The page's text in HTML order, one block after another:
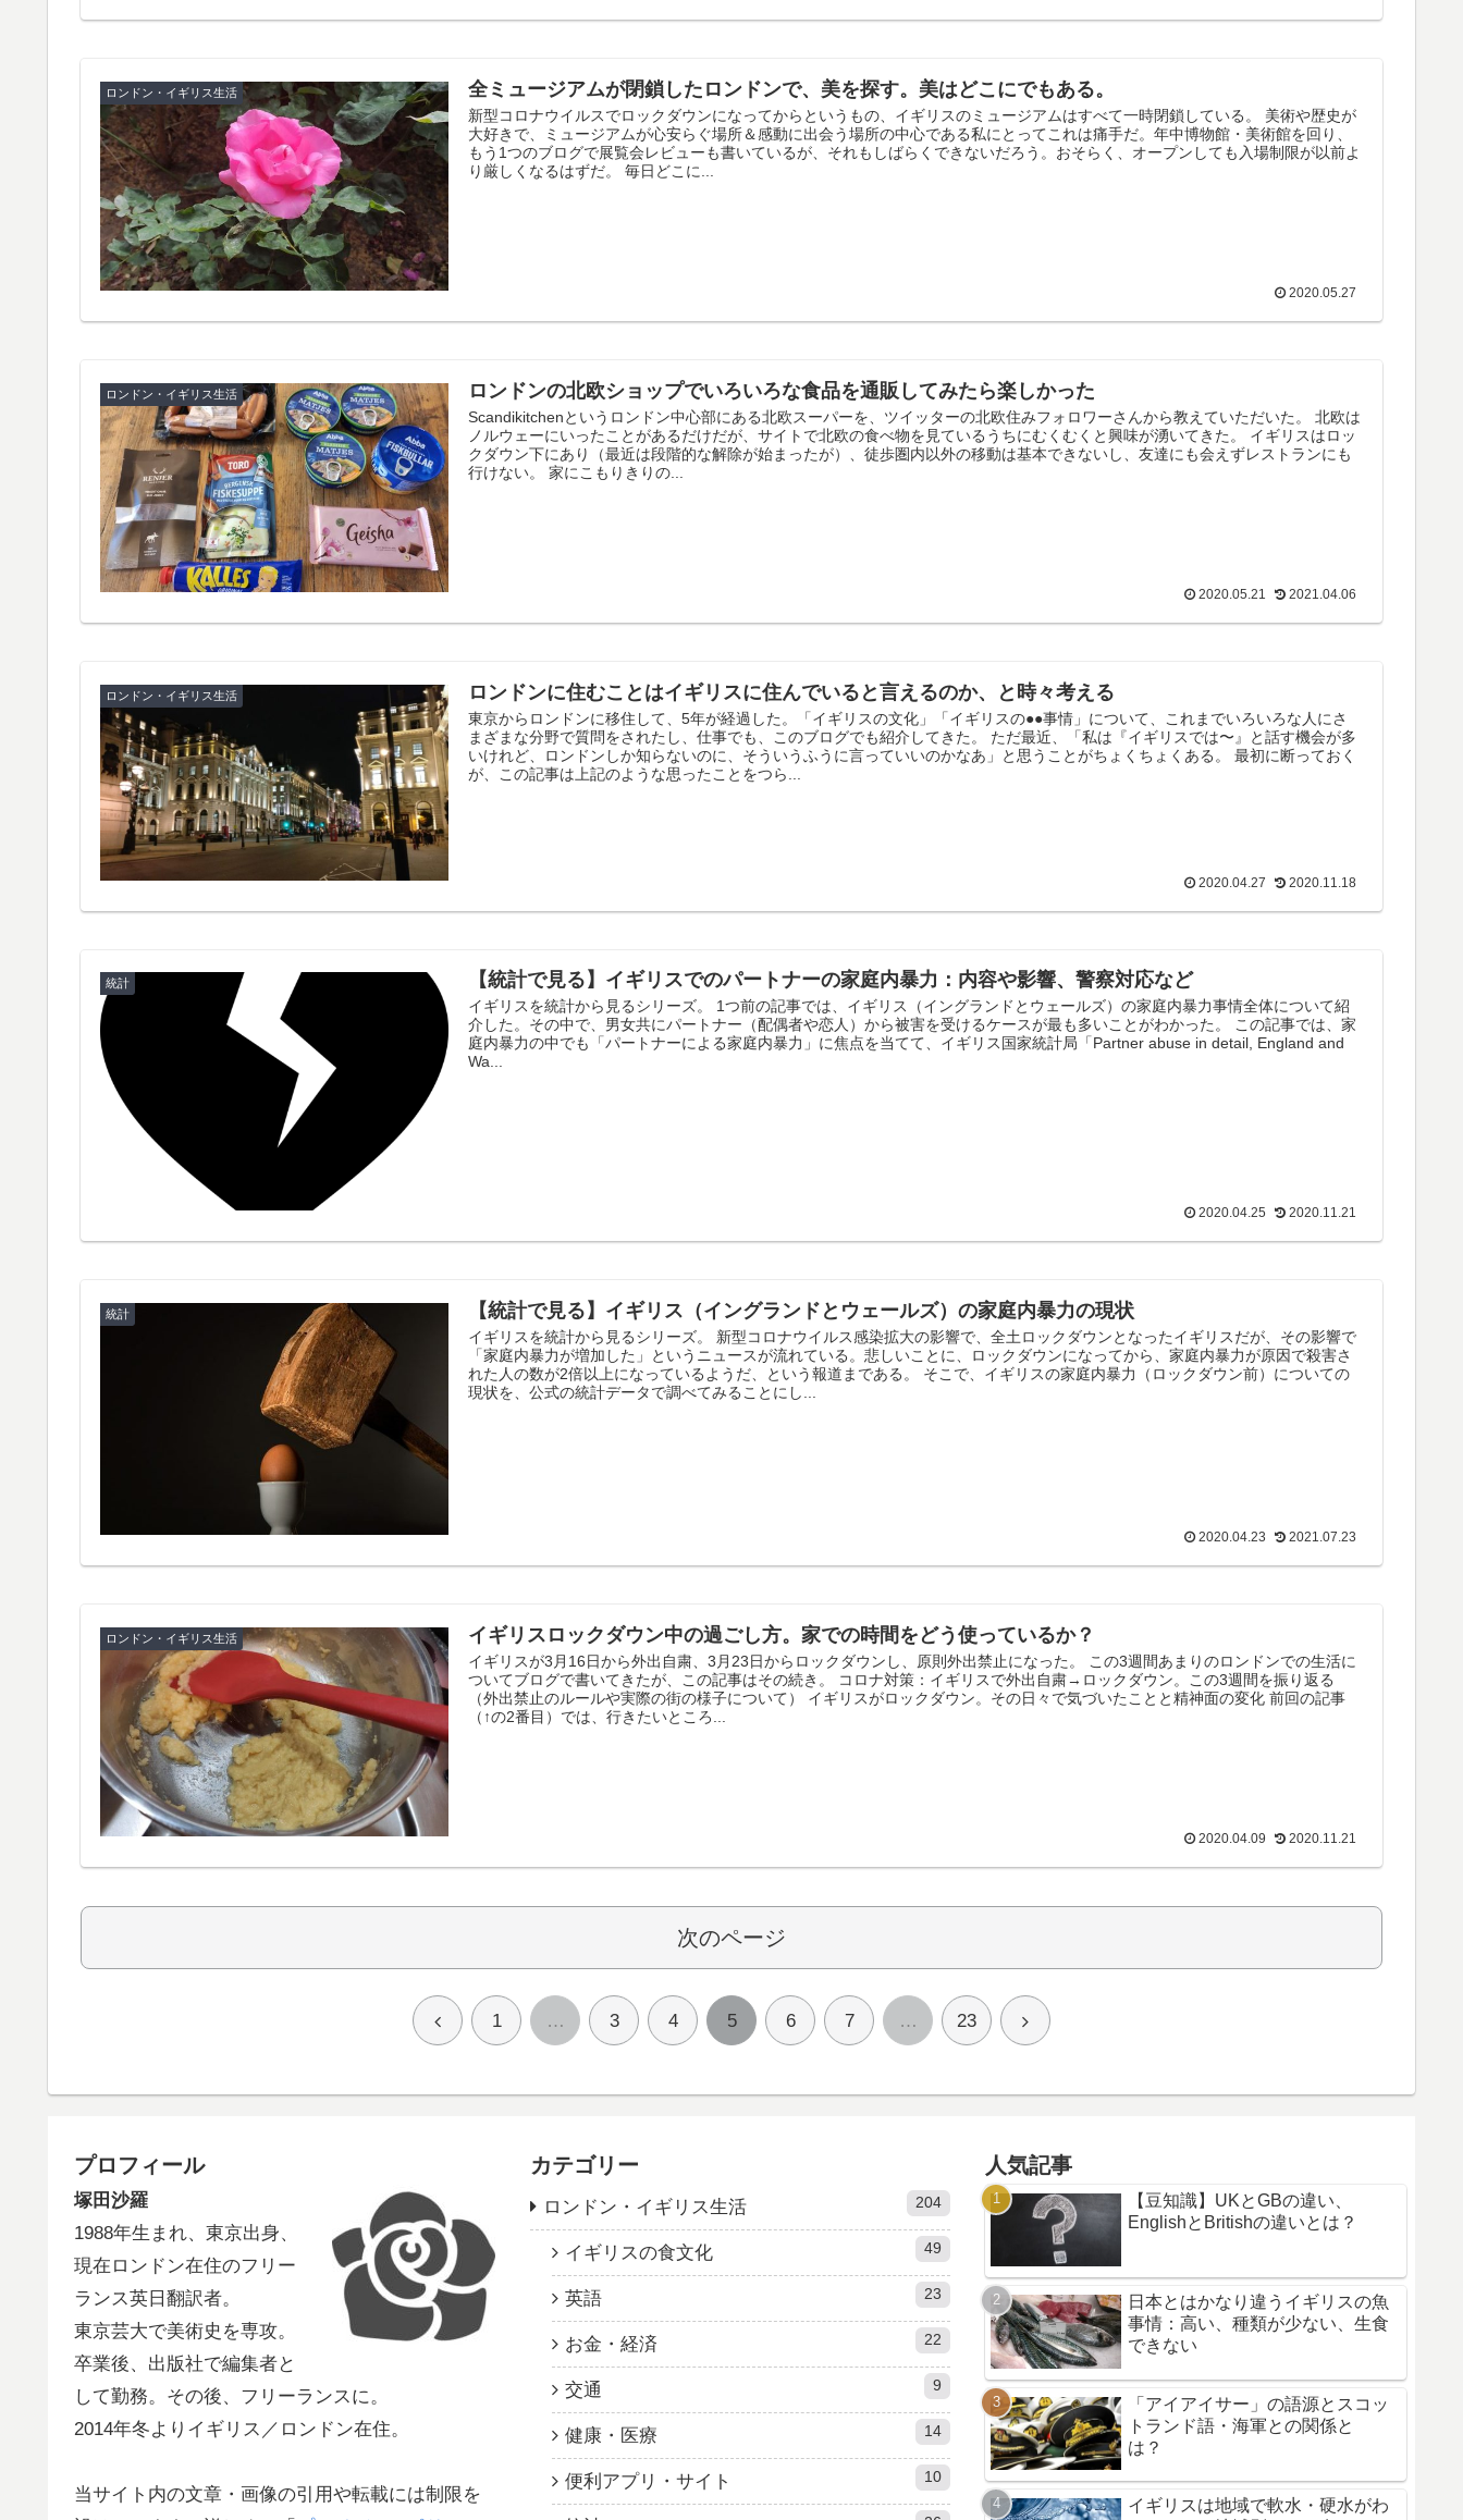
ロンドン・イギリス生活 全ミュージアムが閉鎖したロンドンで、美を探す。美はどこにでもある。
新型コロナウイルスでロックダウンになってからというもの、イギリスのミュージアムはすべて一時閉鎖している。 美術や歴史が
大好きで、ミュージアムが心安らぐ場所＆感動に出会う場所の中心である私にとってこれは痛手だ。年中博物館・美術館を回り、
もう1つのブログで展覧会レビューも書いているが、それもしばらくできないだろう。おそらく、オープンしても入場制限が以前よ
り厳しくなるはずだ。 毎日どこに...
2020.05.27
ロンドン・イギリス生活 ロンドンの北欧ショップでいろいろな食品を通販してみたら楽しかった
Scandikitchenというロンドン中心部にある北欧スーパーを、ツイッターの北欧住みフォロワーさんから教えていただいた。 北欧は
ノルウェーにいったことがあるだけだが、サイトで北欧の食べ物を見ているうちにむくむくと興味が湧いてきた。 イギリスはロッ
クダウン下にあり（最近は段階的な解除が始まったが）、徒歩圏内以外の移動は基本できないし、友達にも会えずレストランにも
行けない。 家にこもりきりの...
2020.05.21 2021.04.06
ロンドン・イギリス生活 ロンドンに住むことはイギリスに住んでいると言えるのか、と時々考える
東京からロンドンに移住して、5年が経過した。「イギリスの文化」「イギリスの●●事情」について、これまでいろいろな人にさ
まざまな分野で質問をされたし、仕事でも、このブログでも紹介してきた。 ただ最近、「私は『イギリスでは〜』と話す機会が多
いけれど、ロンドンしか知らないのに、そういうふうに言っていいのかなあ」と思うことがちょくちょくある。 最初に断っておく
が、この記事は上記のような思ったことをつら...
2020.04.27 2020.11.18
統計 【統計で見る】イギリスでのパートナーの家庭内暴力：内容や影響、警察対応など
イギリスを統計から見るシリーズ。 1つ前の記事では、イギリス（イングランドとウェールズ）の家庭内暴力事情全体について紹
介した。その中で、男女共にパートナー（配偶者や恋人）から被害を受けるケースが最も多いことがわかった。 この記事では、家
庭内暴力の中でも「パートナーによる家庭内暴力」に焦点を当てて、イギリス国家統計局「Partner abuse in detail, England and
Wa...
2020.04.25 2020.11.21
統計 【統計で見る】イギリス（イングランドとウェールズ）の家庭内暴力の現状
イギリスを統計から見るシリーズ。 新型コロナウイルス感染拡大の影響で、全土ロックダウンとなったイギリスだが、その影響で
「家庭内暴力が増加した」というニュースが流れている。悲しいことに、ロックダウンになってから、家庭内暴力が原因で殺害さ
れた人の数が2倍以上になっているようだ、という報道まである。 そこで、イギリスの家庭内暴力（ロックダウン前）についての
現状を、公式の統計データで調べてみることにし...
2020.04.23 2021.07.23
ロンドン・イギリス生活 イギリスロックダウン中の過ごし方。家での時間をどう使っているか？
イギリスが3月16日から外出自粛、3月23日からロックダウンし、原則外出禁止になった。 この3週間あまりのロンドンでの生活に
ついてブログで書いてきたが、この記事はその続き。 コロナ対策：イギリスで外出自粛→ロックダウン。この3週間を振り返る
（外出禁止のルールや実際の街の様子について） イギリスがロックダウン。その日々で気づいたことと精神面の変化 前回の記事
（↑の2番目）では、行きたいところ...
2020.04.09 2020.11.21
次のページ
1 … 3 4 5 6 7 … 23
プロフィール
塚田沙羅
1988年生まれ、東京出身、
現在ロンドン在住のフリー
ランス英日翻訳者。
東京芸大で美術史を専攻。
卒業後、出版社で編集者と
して勤務。その後、フリーランスに。
2014年冬よりイギリス／ロンドン在住。
当サイト内の文章・画像の引用や転載には制限を
カテゴリー
ロンドン・イギリス生活 204
イギリスの食文化 49
英語 23
お金・経済 22
交通 9
健康・医療 14
便利アプリ・サイト 10
人気記事
【豆知識】UKとGBの違い、
EnglishとBritishの違いとは？
日本とはかなり違うイギリスの魚
事情：高い、種類が少ない、生食
できない
「アイアイサー」の語源とスコッ
トランド語・海軍との関係と
は？
イギリスは地域で軟水・硬水がわ